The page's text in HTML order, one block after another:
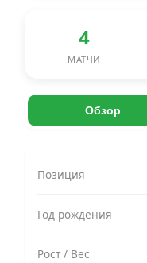
4
МАТЧИ
Обзор
Позиция
Год рождения
Рост / Вес